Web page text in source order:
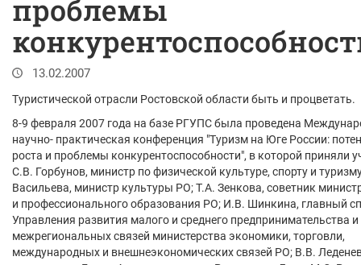
проблемы
13.02.2007
Туристической отрасли Ростовской области быть и процветать.
8-9 февраля 2007 года на базе РГУПС была проведена
научно- практическая конференция "Туризм на Юге России:
роста и проблемы конкурентоспособности", в которой приняли
С.В. Горбунов, министр по физической культуре, спорту и
Васильева, министр культуры РО; Т.А. Зенкова, советник
и профессионального образования РО; И.В. Шинкина, главный
Управления развития малого и среднего предпринимательства и
межрегиональных связей министерства экономики, торговли,
международных и внешнеэкономических связей РО; В.В.